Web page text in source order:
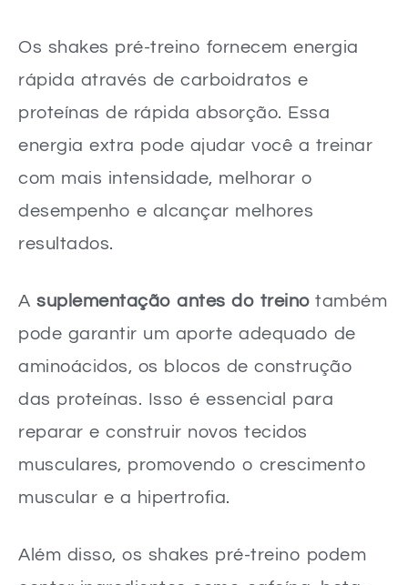
Os shakes pré-treino fornecem energia
rápida através de carboidratos e
proteínas de rápida absorção. Essa
energia extra pode ajudar você a treinar
com mais intensidade, melhorar o
desempenho e alcançar melhores
resultados.
A suplementação antes do treinotambém
pode garantir um aporte adequado de
aminoácidos, os blocos de construção
das proteínas. Isso é essencial para
reparar e construir novos tecidos
musculares, promovendo o crescimento
muscular e a hipertrofia.
Além disso, os shakes pré-treino podem